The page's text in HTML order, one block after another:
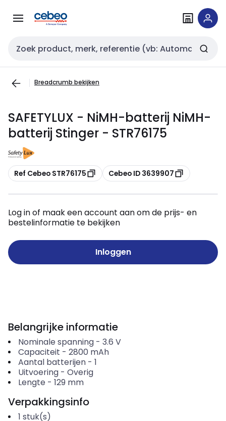
naar
naar
Zoekveld invoer
Breadcrumb bekijken
SAFETYLUX - NiMH-batterij NiMH-
batterij Stinger - STR76175
Kopiëren
Ref Cebeo STR76175 Kopiëren
Cebeo ID 3639907
Log in of maak een account aan om de prijs- en
bestelinformatie te bekijken
Inloggen
Belangrijke informatie
Nominale spanning- 3.6 V
Capaciteit - 2800 mAh
Aantal batterijen- 1
Uitvoering- Overig
Lengte - 129 mm
Verpakkingsinfo
1 stuk(s)